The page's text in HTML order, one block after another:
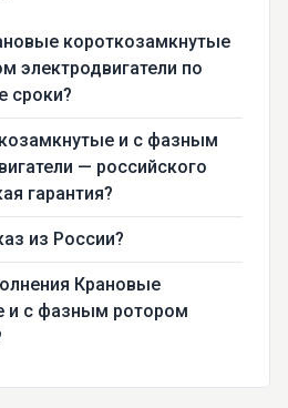
короткозамкнутые
электродвигатели по
сроки?
и с фазным
— российского
гарантия?
из России?
Крановые
и с фазным ротором